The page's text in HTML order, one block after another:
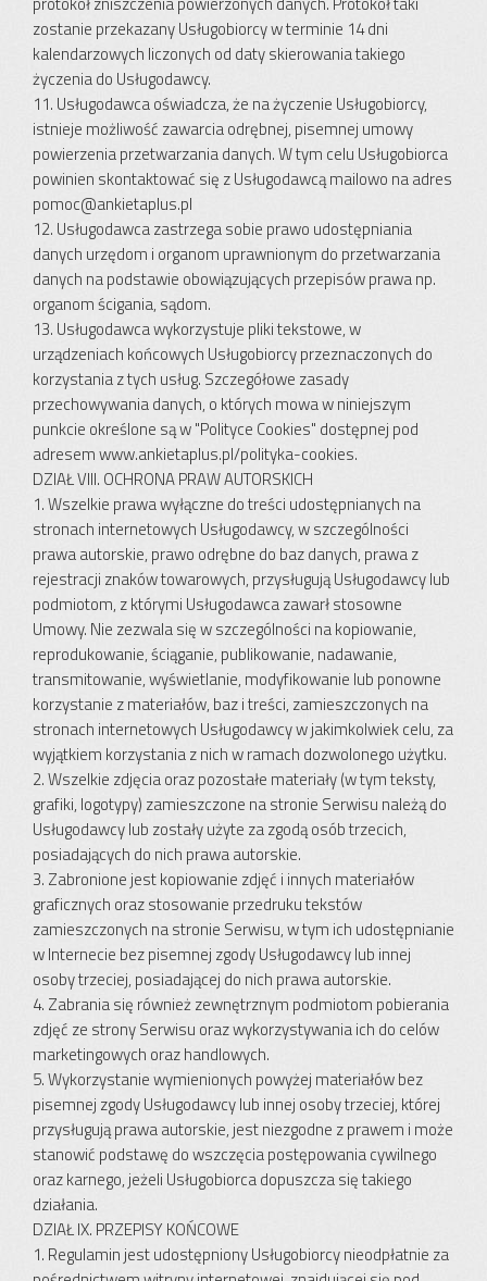
zostanie przekazany Usługobiorcy w terminie 14 dni
kalendarzowych liczonych od daty skierowania takiego
życzenia do Usługodawcy.
11. Usługodawca oświadcza, że na życzenie Usługobiorcy,
istnieje możliwość zawarcia odrębnej, pisemnej umowy
powierzenia przetwarzania danych. W tym celu Usługobiorca
powinien skontaktować się z Usługodawcą mailowo na adres
pomoc@ankietaplus.pl
12. Usługodawca zastrzega sobie prawo udostępniania
danych urzędom i organom uprawnionym do przetwarzania
danych na podstawie obowiązujących przepisów prawa np.
organom ścigania, sądom.
13. Usługodawca wykorzystuje pliki tekstowe, w
urządzeniach końcowych Usługobiorcy przeznaczonych do
korzystania z tych usług. Szczegółowe zasady
przechowywania danych, o których mowa w niniejszym
punkcie określone są w "Polityce Cookies" dostępnej pod
adresem www.ankietaplus.pl/polityka-cookies.
DZIAŁ VIII. OCHRONA PRAW AUTORSKICH
1. Wszelkie prawa wyłączne do treści udostępnianych na
stronach internetowych Usługodawcy, w szczególności
prawa autorskie, prawo odrębne do baz danych, prawa z
rejestracji znaków towarowych, przysługują Usługodawcy lub
podmiotom, z którymi Usługodawca zawarł stosowne
Umowy. Nie zezwala się w szczególności na kopiowanie,
reprodukowanie, ściąganie, publikowanie, nadawanie,
transmitowanie, wyświetlanie, modyfikowanie lub ponowne
korzystanie z materiałów, baz i treści, zamieszczonych na
stronach internetowych Usługodawcy w jakimkolwiek celu, za
wyjątkiem korzystania z nich w ramach dozwolonego użytku.
2. Wszelkie zdjęcia oraz pozostałe materiały (w tym teksty,
grafiki, logotypy) zamieszczone na stronie Serwisu należą do
Usługodawcy lub zostały użyte za zgodą osób trzecich,
posiadających do nich prawa autorskie.
3. Zabronione jest kopiowanie zdjęć i innych materiałów
graficznych oraz stosowanie przedruku tekstów
zamieszczonych na stronie Serwisu, w tym ich udostępnianie
w Internecie bez pisemnej zgody Usługodawcy lub innej
osoby trzeciej, posiadającej do nich prawa autorskie.
4. Zabrania się również zewnętrznym podmiotom pobierania
zdjęć ze strony Serwisu oraz wykorzystywania ich do celów
marketingowych oraz handlowych.
5. Wykorzystanie wymienionych powyżej materiałów bez
pisemnej zgody Usługodawcy lub innej osoby trzeciej, której
przysługują prawa autorskie, jest niezgodne z prawem i może
stanowić podstawę do wszczęcia postępowania cywilnego
oraz karnego, jeżeli Usługobiorca dopuszcza się takiego
działania.
DZIAŁ IX. PRZEPISY KOŃCOWE
1. Regulamin jest udostępniony Usługobiorcy nieodpłatnie za